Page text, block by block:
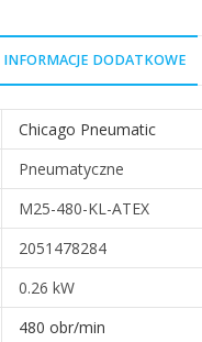
INFORMACJE DODATKOWE
Chicago Pneumatic
Pneumatyczne
M25-480-KL-ATEX
2051478284
0.26 kW
480 obr/min